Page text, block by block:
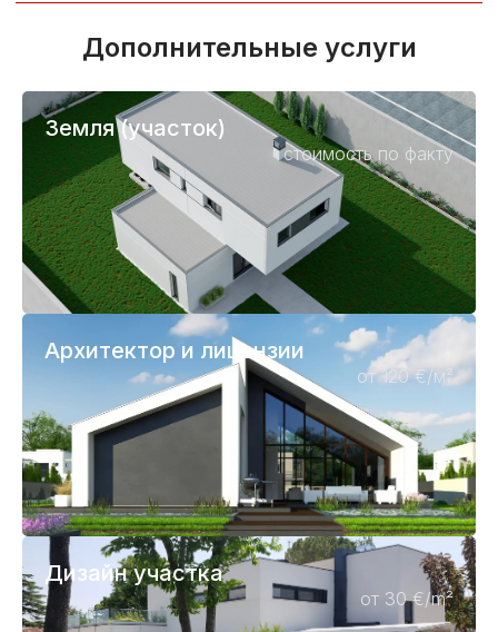
Дополнительные услуги
Земля (участок)
стоимость по факту
Архитектор и лицензии
от 120 €/м²
Дизайн участка
от 30 €/m²